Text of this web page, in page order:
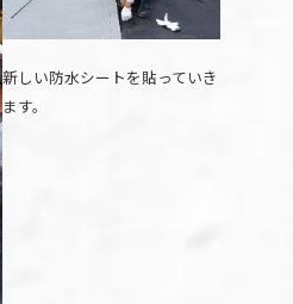
新しい防水シートを貼っていき
ます。